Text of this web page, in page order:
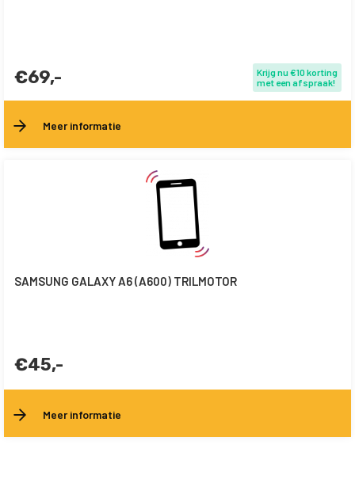
€69,-
Krijg nu €10 korting
met een afspraak!
Meer informatie
SAMSUNG GALAXY A6 (A600) TRILMOTOR
€45,-
Meer informatie